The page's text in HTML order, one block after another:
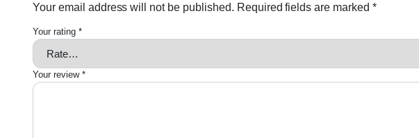
Your email address will not be published. Required fields are marked *
Your rating *
Your review *